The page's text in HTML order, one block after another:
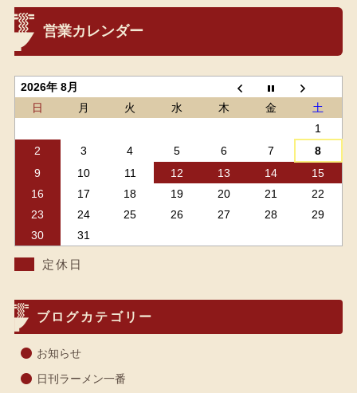
営業カレンダー
2026年 8月
日
月 火 水 木 金
土
1
2
3 4 5 6 7
8
9
10 11 12 13 14
15
16
17 18 19 20 21
22
23
24 25 26 27 28
29
30
31
定休日
ブログカテゴリー
お知らせ
日刊ラーメン一番